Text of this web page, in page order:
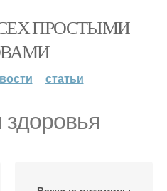
ПРОСТЫМИ
статьи